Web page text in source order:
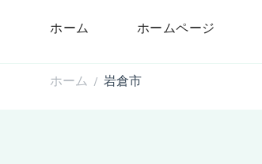
ホーム ホームページ
ホーム / 岩倉市